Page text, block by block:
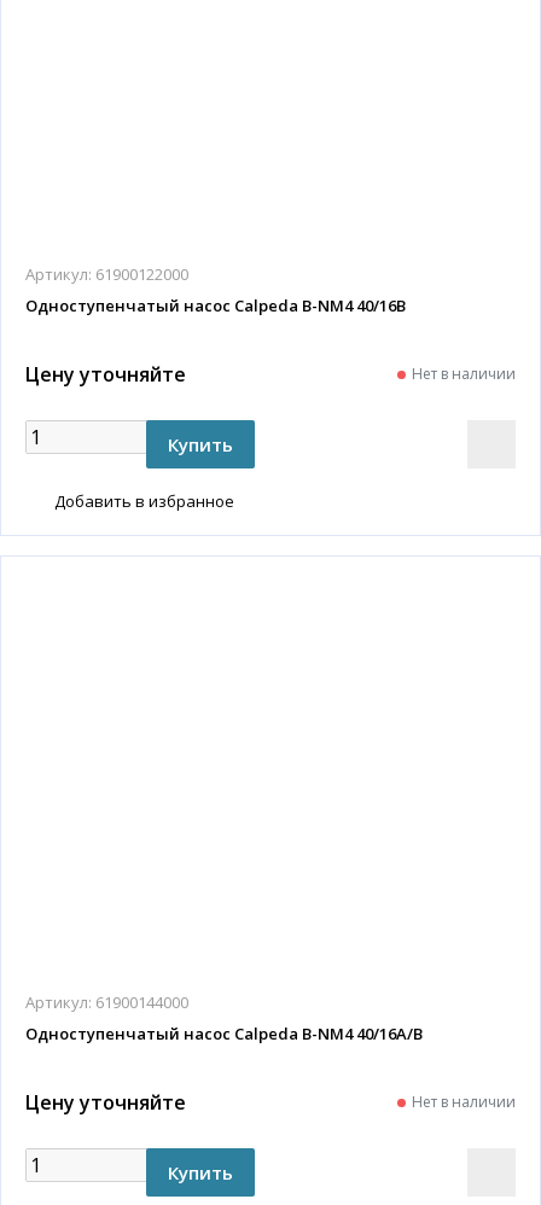
Артикул: 61900122000
Одноступенчатый насос Calpeda B-NM4 40/16B
Цену уточняйте Нет в наличии
Добавить в избранное
Артикул: 61900144000
Одноступенчатый насос Calpeda B-NM4 40/16A/B
Цену уточняйте Нет в наличии